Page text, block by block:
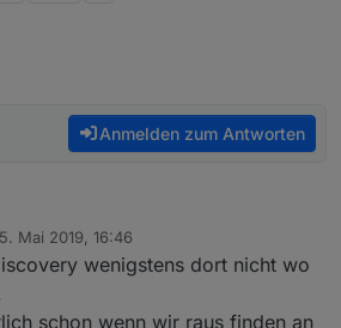
Anmelden zum Antworten
Mai 2019, 16:46
von
wenigstens dort nicht wo
schon wenn wir raus finden an